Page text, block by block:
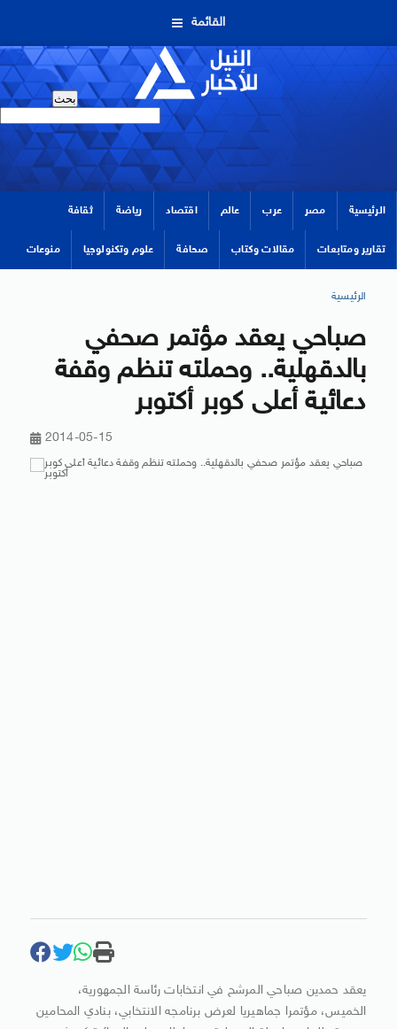
القائمة
الرئيسية مصر عرب عالم اقتصاد رياضة ثقافة
تقارير ومتابعات مقالات وكتاب صحافة علوم وتكنولوجيا منوعات
الرئيسية
صباحي يعقد مؤتمر صحفي
بالدقهلية.. وحملته تنظم وقفة
دعائية أعلى كوبر أكتوبر
2014-05-15
يعقد حمدين صباحي المرشح في انتخابات رئاسة الجمهورية،
الخميس، مؤتمرا جماهيريا لعرض برنامجه الانتخابي، بنادي المحامين